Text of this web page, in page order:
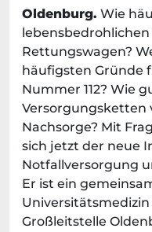
Oldenburg. Wie
Rettungswagen?
häufigsten Gründe
Nummer 112? Wie
Versorgungsketten
Nachsorge? Mit
sich jetzt der neue
Notfallversorgung
Er ist ein
Großleitstelle